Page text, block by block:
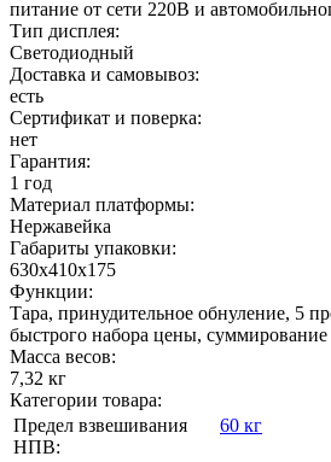
питание от сети 220В и
Тип дисплея:
Светодиодный
Доставка и самовывоз:
есть
Сертификат и поверка:
нет
Гарантия:
1 год
Материал платформы:
Нержавейка
Габариты упаковки:
630х410х175
Функции:
Тара, принудительное обнуление, 5
быстрого набора цены, суммирование
Масса весов:
7,32 кг
Категории товара:
Предел взвешивания
НПВ:
60 кг